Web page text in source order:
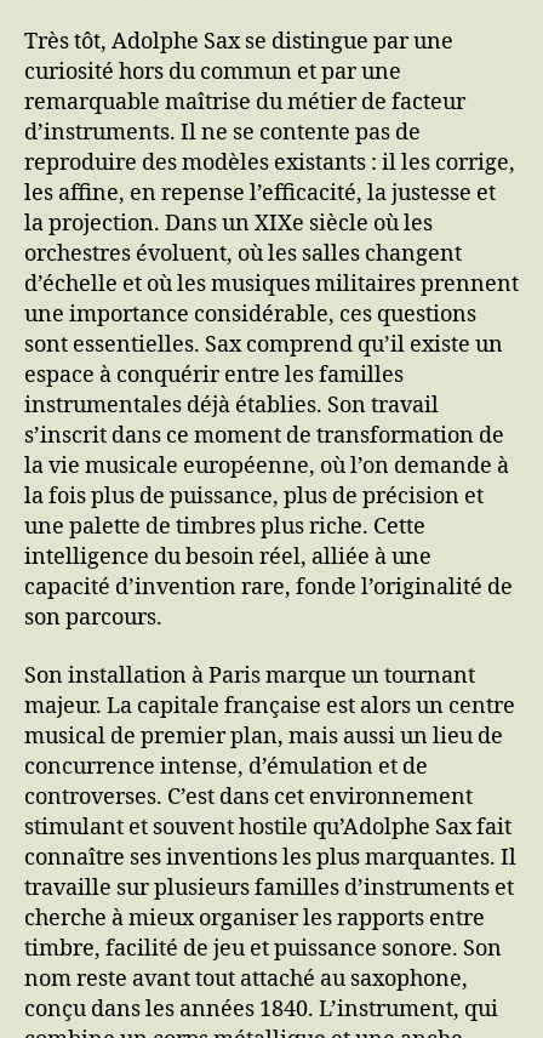
Très tôt, Adolphe Sax se distingue par une
curiosité hors du commun et par une
remarquable maîtrise du métier de facteur
d’instruments. Il ne se contente pas de
reproduire des modèles existants : il les corrige,
les affine, en repense l’efficacité, la justesse et
la projection. Dans un XIXe siècle où les
orchestres évoluent, où les salles changent
d’échelle et où les musiques militaires prennent
une importance considérable, ces questions
sont essentielles. Sax comprend qu’il existe un
espace à conquérir entre les familles
instrumentales déjà établies. Son travail
s’inscrit dans ce moment de transformation de
la vie musicale européenne, où l’on demande à
la fois plus de puissance, plus de précision et
une palette de timbres plus riche. Cette
intelligence du besoin réel, alliée à une
capacité d’invention rare, fonde l’originalité de
son parcours.
Son installation à Paris marque un tournant
majeur. La capitale française est alors un centre
musical de premier plan, mais aussi un lieu de
concurrence intense, d’émulation et de
controverses. C’est dans cet environnement
stimulant et souvent hostile qu’Adolphe Sax fait
connaître ses inventions les plus marquantes. Il
travaille sur plusieurs familles d’instruments et
cherche à mieux organiser les rapports entre
timbre, facilité de jeu et puissance sonore. Son
nom reste avant tout attaché au saxophone,
conçu dans les années 1840. L’instrument, qui